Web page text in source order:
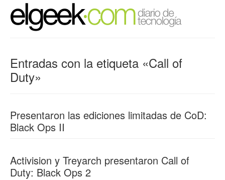
Entradas con la etiqueta «Call of
Duty»
Presentaron las ediciones limitadas de CoD:
Black Ops II
Activision y Treyarch presentaron Call of
Duty: Black Ops 2